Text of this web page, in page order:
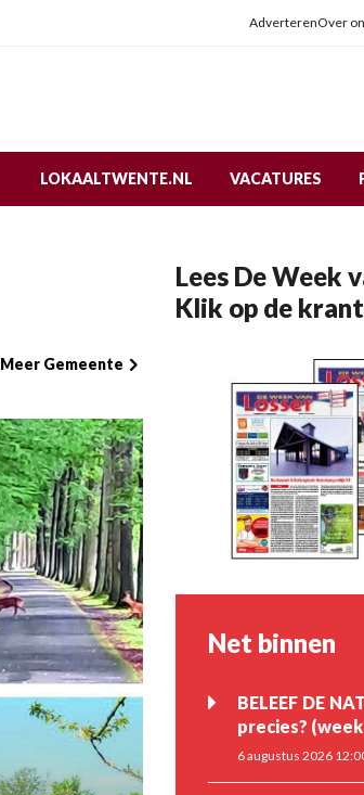
AdverterenOver
LOKAALTWENTE.NL VACATURES
Meer Gemeente
Lees De Week
Klik op de
Net binnen
BELEEF DE
precies? (week
6 augustus 2026